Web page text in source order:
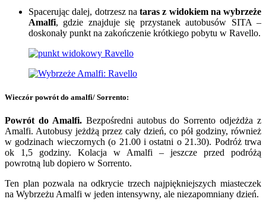
Spacerując dalej, dotrzesz na taras z widokiem na wybrzeże
Amalfi, gdzie znajduje się przystanek autobusów SITA –
doskonały punkt na zakończenie krótkiego pobytu w Ravello.
Wieczór powrót do amalfi/ Sorrento:
Powrót do Amalfi.Bezpośredni autobus do Sorrento odjeżdża z
Amalfi. Autobusy jeżdżą przez cały dzień, co pół godziny, również
w godzinach wieczornych (o 21.00 i ostatni o 21.30). Podróż trwa
ok 1,5 godziny. Kolacja w Amalfi – jeszcze przed podróżą
powrotną lub dopiero w Sorrento.
Ten plan pozwala na odkrycie trzech najpiękniejszych miasteczek
na Wybrzeżu Amalfi w jeden intensywny, ale niezapomniany dzień.